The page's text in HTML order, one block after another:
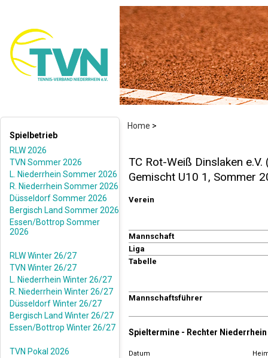
Home >
Spielbetrieb
RLW 2026
TVN Sommer 2026
L. Niederrhein Sommer 2026
R. Niederrhein Sommer 2026
Düsseldorf Sommer 2026
Bergisch Land Sommer 2026
Essen/Bottrop Sommer
2026
RLW Winter 26/27
TVN Winter 26/27
L. Niederrhein Winter 26/27
R. Niederrhein Winter 26/27
Düsseldorf Winter 26/27
Bergisch Land Winter 26/27
Essen/Bottrop Winter 26/27
TVN Pokal 2026
TC Rot-Weiß Dinslaken
Gemischt U10 1, Sommer
Verein
Mannschaft
Liga
Tabelle
Mannschaftsführer
Spieltermine - Rechter
Datum